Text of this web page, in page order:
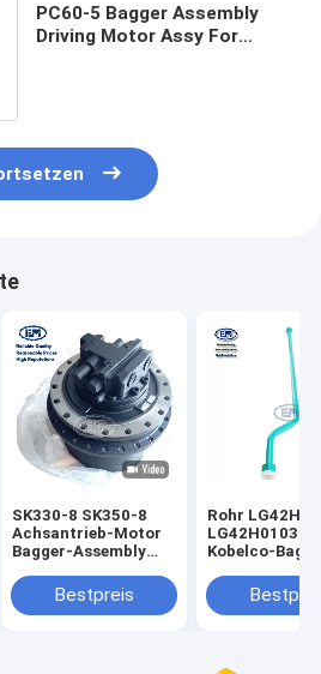
PC60-5 Bagger Assembly
Driving Motor Assy For
SK330-8 SK350-8
Achsantrieb-Motor
Bagger-Assembly
M4V290
LC15V00023F1
Bestpreis
Rohr
Kobelco-